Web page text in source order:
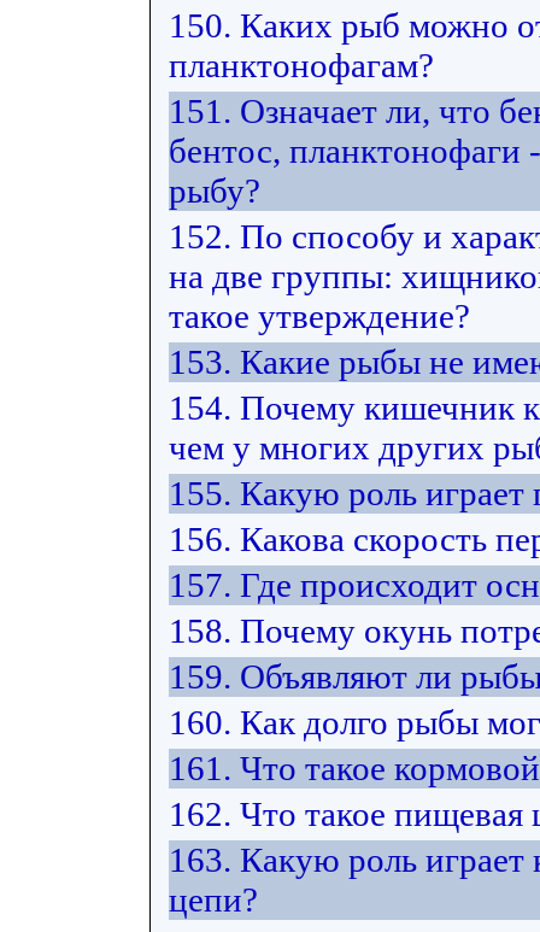
150. Каких рыб можно
планктонофагам?
151. Означает ли, что
бентос,
рыбу?
152. По способу и
на две группы:
такое утверждение?
153. Какие рыбы не
154. Почему кишечник
чем у многих других
155. Какую роль играет
156. Какова скорость
157. Где происходит
158. Почему окунь
159. Объявляют ли
160. Как долго рыбы
161. Что такое
162. Что такое пищевая
163. Какую роль играет
цепи?